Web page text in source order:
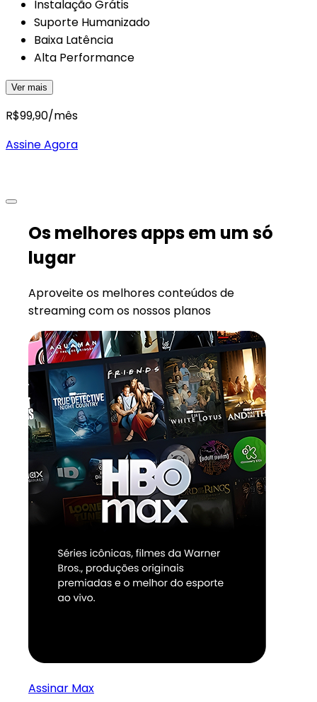
Instalação Grátis
Suporte Humanizado
Baixa Latência
Alta Performance
Ver mais
R$99,90/mês
Assine Agora
Os melhores apps em um só
lugar
Aproveite os melhores conteúdos de
streaming com os nossos planos
Assinar Max